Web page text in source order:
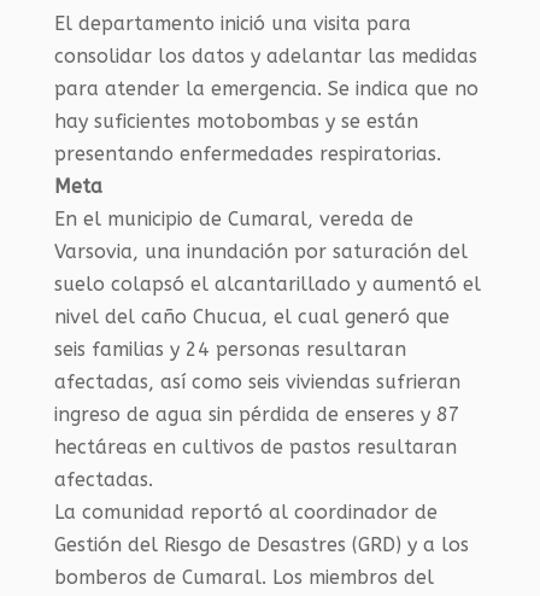
El departamento inició una visita para
consolidar los datos y adelantar las medidas
para atender la emergencia. Se indica que no
hay suficientes motobombas y se están
presentando enfermedades respiratorias.
Meta
En el municipio de Cumaral, vereda de
Varsovia, una inundación por saturación del
suelo colapsó el alcantarillado y aumentó el
nivel del caño Chucua, el cual generó que
seis familias y 24 personas resultaran
afectadas, así como seis viviendas sufrieran
ingreso de agua sin pérdida de enseres y 87
hectáreas en cultivos de pastos resultaran
afectadas.
La comunidad reportó al coordinador de
Gestión del Riesgo de Desastres (GRD) y a los
bomberos de Cumaral. Los miembros del